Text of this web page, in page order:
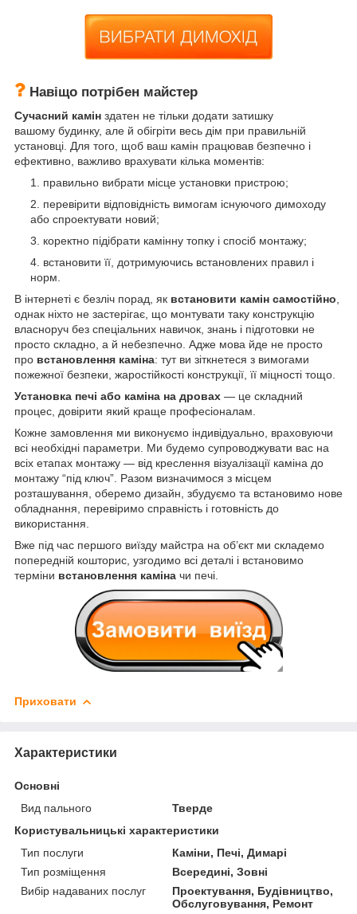
Навіщо потрібен майстер
Сучасний камін здатен не тільки додати затишку
вашому будинку, але й обігріти весь дім при правильній
установці. Для того, щоб ваш камін працював безпечно і
ефективно, важливо врахувати кілька моментів:
правильно вибрати місце установки пристрою;
перевірити відповідність вимогам існуючого димоходу
або спроектувати новий;
коректно підібрати камінну топку і спосіб монтажу;
встановити її, дотримуючись встановлених правил і
норм.
В інтернеті є безліч порад, як встановити камін самостійно,
однак ніхто не застерігає, що монтувати таку конструкцію
власноруч без спеціальних навичок, знань і підготовки не
просто складно, а й небезпечно. Адже мова йде не просто
про встановлення каміна: тут ви зіткнетеся з вимогами
пожежної безпеки, жаростійкості конструкції, її міцності тощо.
Установка печі або каміна на дровах — це складний
процес, довірити який краще професіоналам.
Кожне замовлення ми виконуємо індивідуально, враховуючи
всі необхідні параметри. Ми будемо супроводжувати вас на
всіх етапах монтажу — від креслення візуалізації каміна до
монтажу “під ключ”. Разом визначимося з місцем
розташування, оберемо дизайн, збудуємо та встановимо нове
обладнання, перевіримо справність і готовність до
використання.
Вже під час першого виїзду майстра на об’єкт ми складемо
попередній кошторис, узгодимо всі деталі і встановимо
терміни встановлення каміна чи печі.
Приховати
Характеристики
Основні
Вид пального
Тверде
Користувальницькі характеристики
Тип послуги
Каміни, Печі, Димарі
Тип розміщення
Всередині, Зовні
Вибір надаваних послуг
Проектування, Будівництво,
Обслуговування, Ремонт